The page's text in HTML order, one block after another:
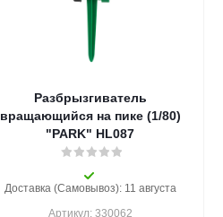
Разбрызгиватель
вращающийся на пике (1/80)
"PARK" HL087
Доставка (Самовывоз): 11 августа
Артикул: 330062